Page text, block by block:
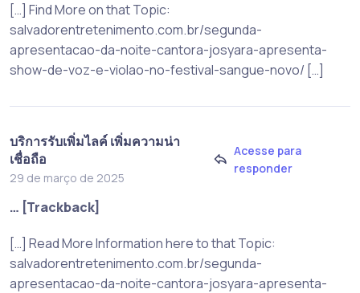
[…] Find More on that Topic:
salvadorentretenimento.com.br/segunda-
apresentacao-da-noite-cantora-josyara-apresenta-
show-de-voz-e-violao-no-festival-sangue-novo/ […]
บริการรับเพิ่มไลค์ เพิ่มความน่า
เชื่อถือ
29 de março de 2025
Acesse para
responder
… [Trackback]
[…] Read More Information here to that Topic:
salvadorentretenimento.com.br/segunda-
apresentacao-da-noite-cantora-josyara-apresenta-